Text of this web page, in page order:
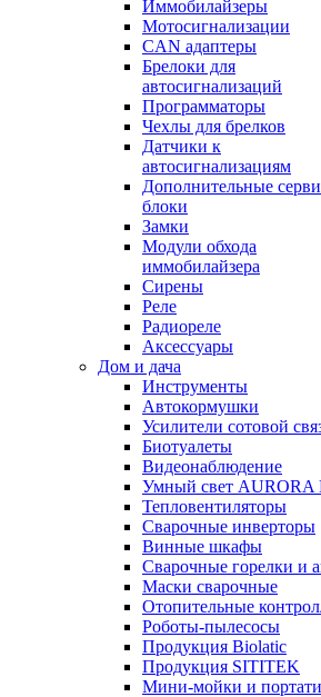
Иммобилайзеры
Мотосигнализации
CAN адаптеры
Брелоки для
автосигнализаций
Программаторы
Чехлы для брелков
Датчики к
автосигнализациям
Дополнительные
блоки
Замки
Модули обхода
иммобилайзера
Сирены
Реле
Радиореле
Аксессуары
Дом и дача
Инструменты
Автокормушки
Усилители сотовой
Биотуалеты
Видеонаблюдение
Умный свет
Тепловентиляторы
Сварочные инверторы
Винные шкафы
Сварочные горелки и
Маски сварочные
Отопительные
Роботы-пылесосы
Продукция Biolatic
Продукция SITITEK
Мини-мойки и